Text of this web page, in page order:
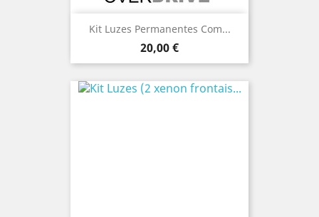
Kit Luzes Permanentes Com...
Preço
20,00 €